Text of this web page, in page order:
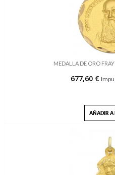
MEDALLA DE ORO
677,60 €
AÑADIR A